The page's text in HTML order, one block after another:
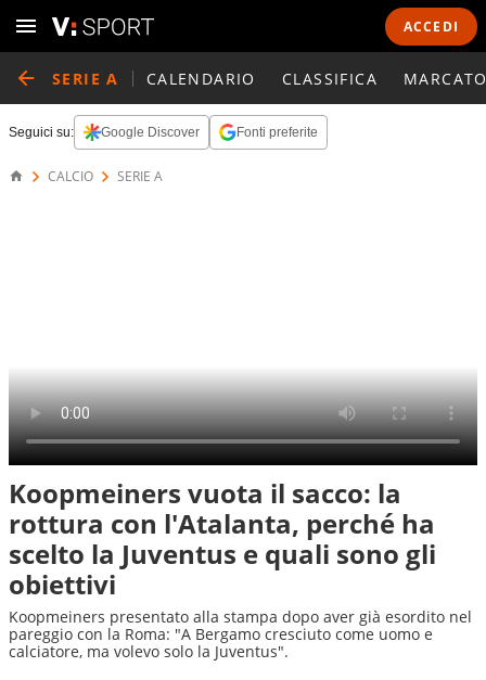
ACCEDI
SERIE A CALENDARIO CLASSIFICA
Seguici su: Google Discover Fonti preferite
CALCIO SERIE A
Koopmeiners vuota il sacco: la
rottura con l'Atalanta, perché ha
scelto la Juventus e quali sono gli
obiettivi
Koopmeiners presentato alla stampa dopo aver già esordito nel
pareggio con la Roma: "A Bergamo cresciuto come uomo e
calciatore, ma volevo solo la Juventus".